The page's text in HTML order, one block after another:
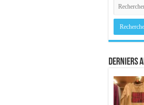
Derniers